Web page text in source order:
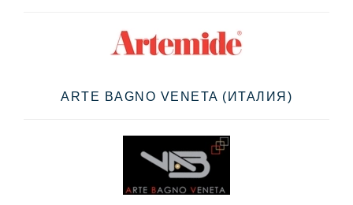
ARTE BAGNO VENETA (ИТАЛИЯ)